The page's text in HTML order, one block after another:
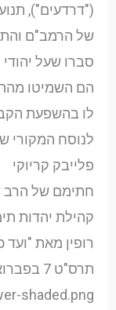
("דרדעים"),
של הרמב"ם
סברו שעל
הם השמיטו
לו בהשפעת
לנוסח המקורי
פלייבק קריוקי
חתימם של הרב
קהילת יהדות
רופין מאת
תרס"ט 7 בפברואר 1909